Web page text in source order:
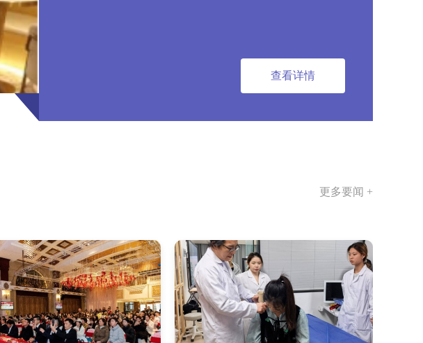
查看详情
更多要闻 +